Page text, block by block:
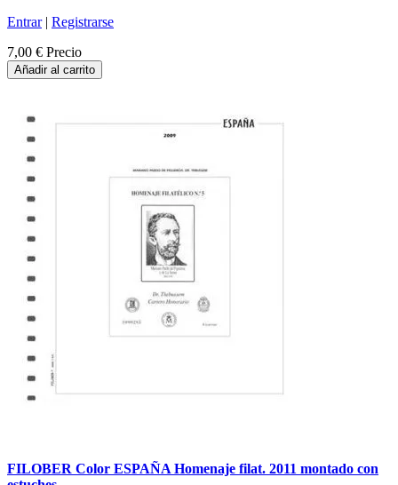
Entrar| Registrarse
7,00 € Precio
Añadir al carrito
FILOBER Color ESPAÑA Homenaje filat. 2011 montado con